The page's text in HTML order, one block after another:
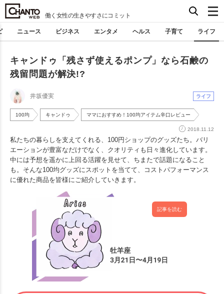
働く女性の生きやすさにコミット
ニュース ビジネス エンタメ ヘルス 子育て ライフ
キャンドゥ「残さず使えるポンプ」なら石鹸の
残留問題が解決!?
井坂優実 ライフ
100均 キャンドゥ ママにおすすめ！100均アイテム辛口レビュー
2018.11.12
私たちの暮らしを支えてくれる、100円ショップのグッズたち。バリ
エーションが豊富なだけでなく、クオリティも日々進化しています。
中には予想を遥かに上回る活躍を見せて、ちまたで話題になること
も。そんな100均グッズにスポットを当てて、コストパフォーマンス
に優れた商品を皆様にご紹介していきます。
記事を読む